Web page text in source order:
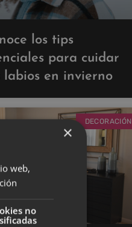
los tips
para cuidar
labios en invierno
DECORACIÓN
×
web,
no